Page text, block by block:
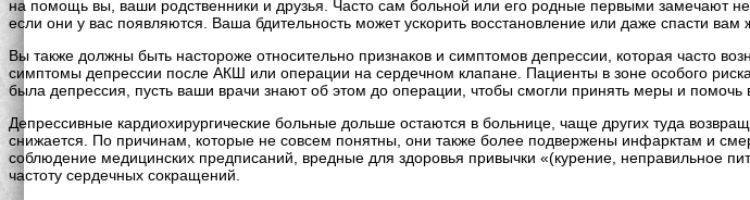
на помощь вы, ваши родственники и друзья. Часто сам больной или его родные первыми замечают
если они у вас появляются. Ваша бдительность может ускорить восстановление или даже спасти вам
Вы также должны быть настороже относительно признаков и симптомов депрессии, которая часто
симптомы депрессии после АКШ или операции на сердечном клапане. Пациенты в зоне особого
была депрессия, пусть ваши врачи знают об этом до операции, чтобы смогли принять меры и помочь
Депрессивные кардиохирургические больные дольше остаются в больнице, чаще других туда
снижается. По причинам, которые не совсем понятны, они также более подвержены инфарктам и
соблюдение медицинских предписаний, вредные для здоровья привычки «(курение, неправильное
частоту сердечных сокращений.